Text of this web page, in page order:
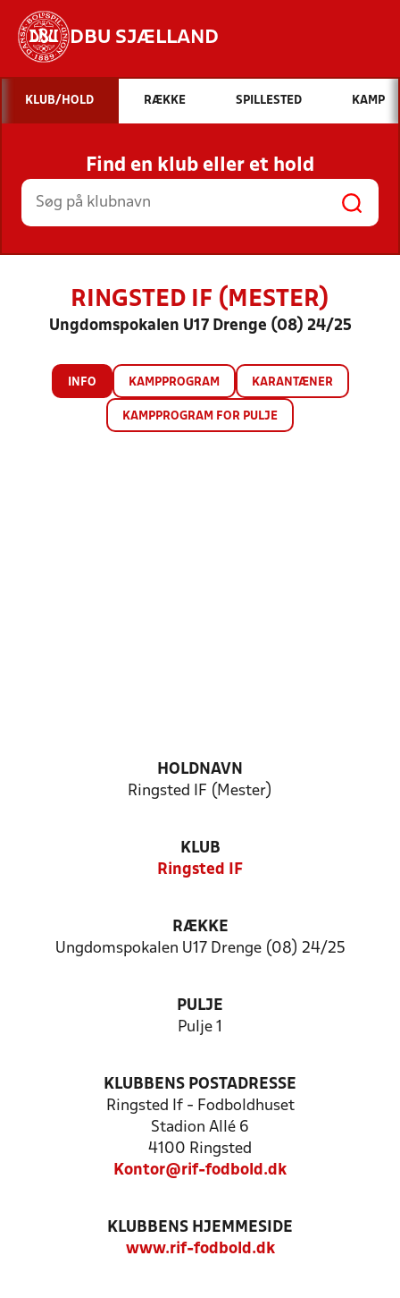
DBU SJÆLLAND
Hvad vil du søge efter?
INDHOLD OG NYHEDER
STILLINGER, RESULTATER, KLUBBER OG
HOLD
KLUB/HOLD RÆKKE SPILLESTED KAMP
Find en klub eller et hold
RINGSTED IF (MESTER)
Ungdomspokalen U17 Drenge (08) 24/25
INFO KAMPPROGRAM KARANTÆNER
KAMPPROGRAM FOR PULJE
HOLDNAVN
Ringsted IF (Mester)
KLUB
Ringsted IF
RÆKKE
Ungdomspokalen U17 Drenge (08) 24/25
PULJE
Pulje 1
KLUBBENS POSTADRESSE
Ringsted If - Fodboldhuset
Stadion Allé 6
4100 Ringsted
Kontor@rif-fodbold.dk
KLUBBENS HJEMMESIDE
www.rif-fodbold.dk